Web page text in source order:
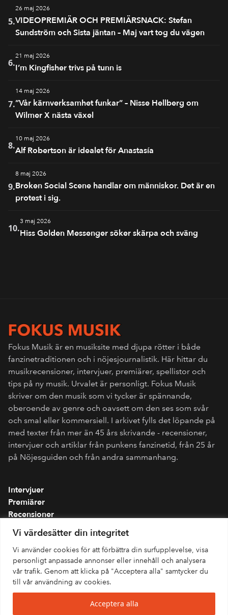
Vi värdesätter din integritet
Vi använder cookies för att förbättra din surfupplevelse, visa
personligt anpassade annonser eller innehåll och analysera
vår trafik. Genom att klicka på "Acceptera alla" samtycker du
till vår användning av cookies.
Acceptera alla
5.
26 maj 2026
VIDEOPREMIÄR OCH PREMIÄRSNACK: Stefan
Sundström och Sista jäntan – Maj vart tog du vägen
6.
21 maj 2026
I’m Kingfisher trivs på tunn is
7.
14 maj 2026
”Vår kärnverksamhet funkar” – Nisse Hellberg om
Wilmer X nästa växel
8.
10 maj 2026
Alf Robertson är idealet för Anastasía
9.
8 maj 2026
Broken Social Scene handlar om människor. Det är en
protest i sig.
10.
3 maj 2026
Hiss Golden Messenger söker skärpa och sväng
Fokus Musik är en musiksite med djupa rötter i både
fanzinetraditionen och i nöjesjournalistik. Här hittar du
musikrecensioner, intervjuer, premiärer, spellistor och
tips på ny musik. Urvalet är personligt. Fokus Musik
skriver om den musik som vi tycker är spännande,
oberoende av genre och oavsett om den ses som svår
och smal eller kommersiell. I arkivet fylls det löpande på
med texter från mer än 45 års skrivande - recensioner,
intervjuer och artiklar från punkens fanzinetid, från 25 år
på Nöjesguiden och från andra sammanhang.
Intervjuer
Premiärer
Recensioner
Spellistor
Om folkmusik.se
Integritetspolicy